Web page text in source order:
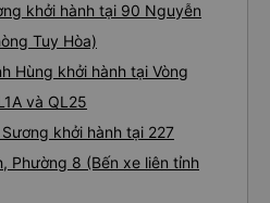
khởi hành tại 90 Nguyễn
Tuy Hòa)
Hùng khởi hành tại Vòng
và QL25
khởi hành tại 227
Phường 8 (Bến xe liên tỉnh